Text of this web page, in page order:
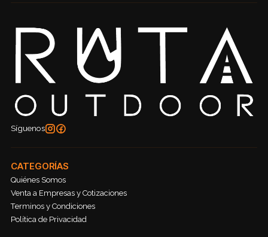
Síguenos
CATEGORÍAS
Quiénes Somos
Venta a Empresas y Cotizaciones
Terminos y Condiciones
Política de Privacidad